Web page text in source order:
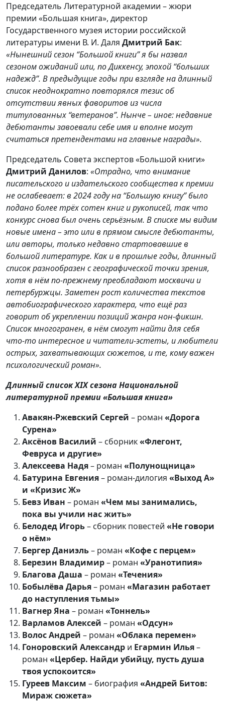
Председатель Литературной академии – жюри
премии «Большая книга», директор
Государственного музея истории российской
литературы имени В. И. Даля Дмитрий Бак:
«Нынешний сезон “Большой книги” я бы назвал
сезоном ожиданий или, по Диккенсу, эпохой “больших
надежд”. В предыдущие годы при взгляде на длинный
список неоднократно повторялся тезис об
отсутствии явных фаворитов из числа
титулованных “ветеранов”. Нынче – иное: недавние
дебютанты завоевали себе имя и вполне могут
считаться претендентами на главные награды».
Председатель Совета экспертов «Большой книги»
Дмитрий Данилов: «Отрадно, что внимание
писательского и издательского сообщества к премии
не ослабевает: в 2024 году на “Большую книгу” было
подано более трёх сотен книг и рукописей, так что
конкурс снова был очень серьёзным. В списке мы видим
новые имена – это или в прямом смысле дебютанты,
или авторы, только недавно стартовавшие в
большой литературе. Как и в прошлые годы, длинный
список разнообразен с географической точки зрения,
хотя в нём по-прежнему преобладают москвичи и
петербуржцы. Заметен рост количества текстов
автобиографического характера, что ещё раз
говорит об укреплении позиций жанра нон-фикшн.
Список многогранен, в нём смогут найти для себя
что-то интересное и читатели-эстеты, и любители
острых, захватывающих сюжетов, и те, кому важен
психологический роман».
Длинный список XIX сезона Национальной
литературной премии «Большая книга»
Авакян-Ржевский Сергей – роман «Дорога
Сурена»
Аксёнов Василий – сборник«Флегонт,
Февруса и другие»
Алексеева Надя– роман «Полунощница»
Батурина Евгения– роман-дилогия «Выход А»
и «Кризис Ж»
Бевз Иван – роман «Чем мы занимались,
пока вы учили нас жить»
Белодед Игорь– сборник повестей «Не говори
о нём»
Бергер Даниэль– роман «Кофе с перцем»
Березин Владимир– роман «Уранотипия»
Благова Даша – роман «Течения»
Бобылёва Дарья– роман «Магазин работает
до наступления тьмы»
Вагнер Яна – роман «Тоннель»
Варламов Алексей – роман «Одсун»
Волос Андрей – роман «Облака перемен»
Гоноровский Александр и Егармин Илья–
роман «Цербер. Найди убийцу, пусть душа
твоя успокоится»
Гуреев Максим – биография «Андрей Битов:
Мираж сюжета»